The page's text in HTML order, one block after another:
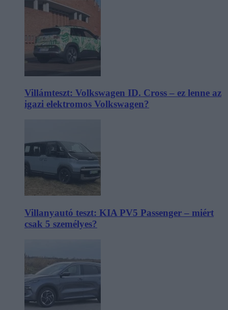
Villámteszt: Volkswagen ID. Cross – ez lenne az
igazi elektromos Volkswagen?
Villanyautó teszt: KIA PV5 Passenger – miért
csak 5 személyes?